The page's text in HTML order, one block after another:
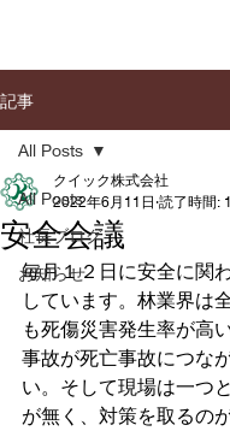
記事
All Posts
社長ブログ
お知らせ
All Posts
安全会議
クイック株式会社
2022年6月11日 読了時間:
毎月１２日に安全に関
しています。林業界は
も死傷災害発生率が高
事故が死亡事故につな
い。そして現場は一つ
が無く、対策を取るの